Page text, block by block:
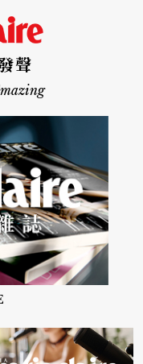
聲